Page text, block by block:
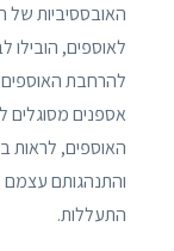
האובססיביות של
לאוספים, הובילו
להרחבת האוספים
אספנים מסוגלים
האוספים, לראות
והתנהגותם עצמם
התעללות.